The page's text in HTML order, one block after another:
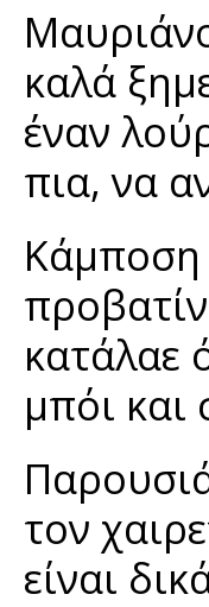
καλά
έναν
πια, να
Κάμποση
κατάλαε
μπόι και
τον
είναι